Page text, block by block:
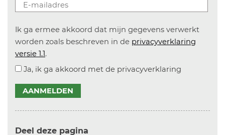
Ik ga ermee akkoord dat mijn gegevens verwerkt
worden zoals beschreven in de privacyverklaring
versie 1.1.
Ja, ik ga akkoord met de privacyverklaring
AANMELDEN
Deel deze pagina